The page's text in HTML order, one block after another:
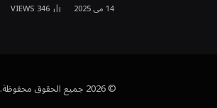
14 می 2025 346
VIEWS
© 2026 جميع الحقوق محفوظة.